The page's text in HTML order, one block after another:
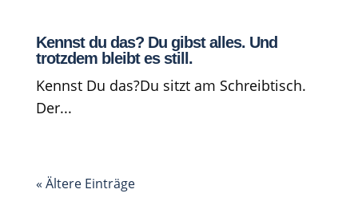
Kennst du das? Du gibst alles. Und
trotzdem bleibt es still.
Kennst Du das?Du sitzt am Schreibtisch.
Der...
« Ältere Einträge